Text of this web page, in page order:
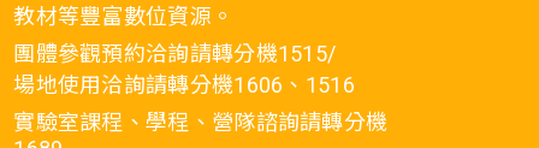
教材等豐富數位資源。
團體參觀預約洽詢請轉分機1515/
場地使用洽詢請轉分機1606、1516
實驗室課程、學程、營隊諮詢請轉分機